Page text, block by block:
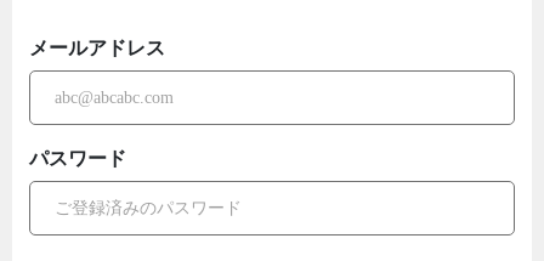
メールアドレス
パスワード